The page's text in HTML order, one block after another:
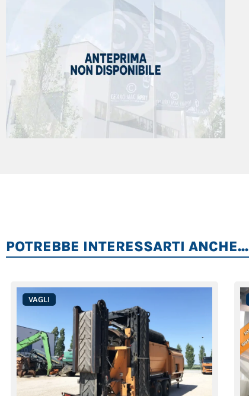
POTREBBE INTERESSARTI ANCHE...
VAGLI